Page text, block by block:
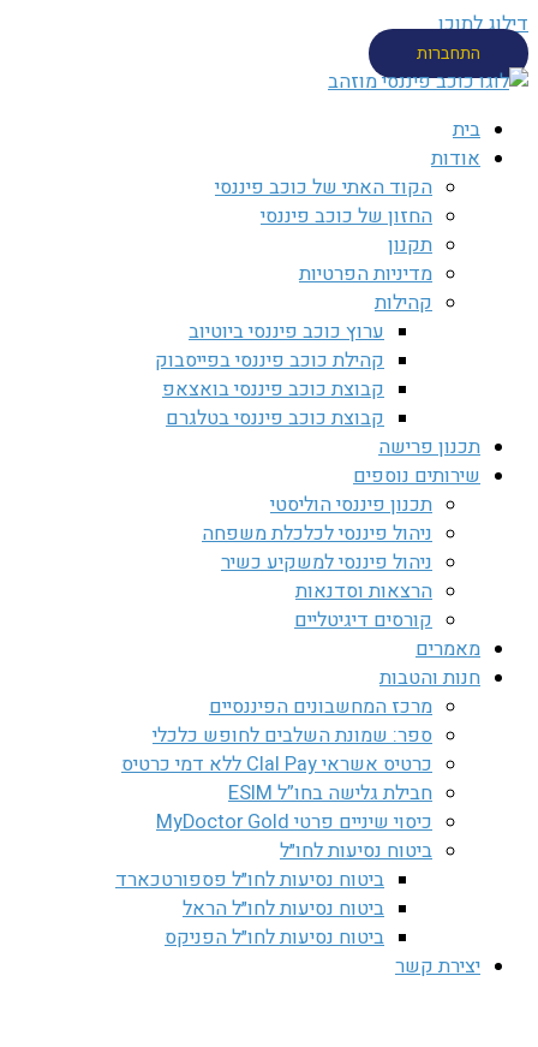
דילוג לתוכן
התחברות
בית
אודות
הקוד האתי של כוכב פיננסי
החזון של כוכב פיננסי
תקנון
מדיניות הפרטיות
קהילות
ערוץ כוכב פיננסי ביוטיוב
קהילת כוכב פיננסי בפייסבוק
קבוצת כוכב פיננסי בואצאפ
קבוצת כוכב פיננסי בטלגרם
תכנון פרישה
שירותים נוספים
תכנון פיננסי הוליסטי
ניהול פיננסי לכלכלת משפחה
ניהול פיננסי למשקיע כשיר
הרצאות וסדנאות
קורסים דיגיטליים
מאמרים
חנות והטבות
מרכז המחשבונים הפיננסיים
ספר: שמונת השלבים לחופש כלכלי
כרטיס אשראי Clal Pay ללא דמי כרטיס
חבילת גלישה בחו”ל ESIM
כיסוי שיניים פרטי MyDoctor Gold
ביטוח נסיעות לחו״ל
ביטוח נסיעות לחו״ל פספורטכארד
ביטוח נסיעות לחו״ל הראל
ביטוח נסיעות לחו״ל הפניקס
יצירת קשר